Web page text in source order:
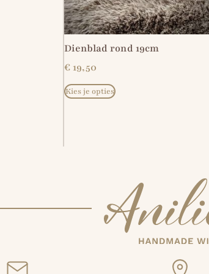
Dienblad rond 19cm
€19,50
Kies je opties